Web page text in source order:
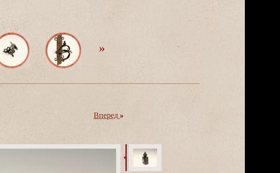
перед